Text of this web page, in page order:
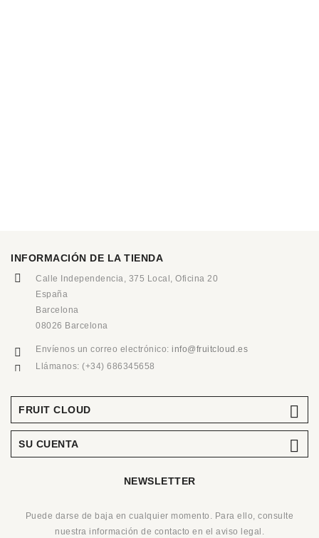
INFORMACIÓN DE LA TIENDA
Calle Independencia, 375 Local, Oficina 20
España
Barcelona
08026 Barcelona
Envíenos un correo electrónico: info@fruitcloud.es
Llámanos: (+34) 686345658
FRUIT CLOUD 
SU CUENTA 
NEWSLETTER
Puede darse de baja en cualquier momento. Para ello, consulte
nuestra información de contacto en el aviso legal.